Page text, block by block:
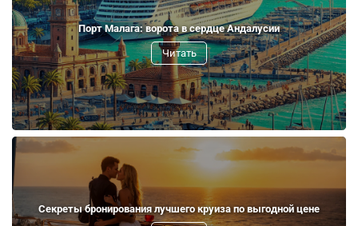
Порт Малага: ворота в сердце Андалусии
Читать
Секреты бронирования лучшего круиза по выгодной цене